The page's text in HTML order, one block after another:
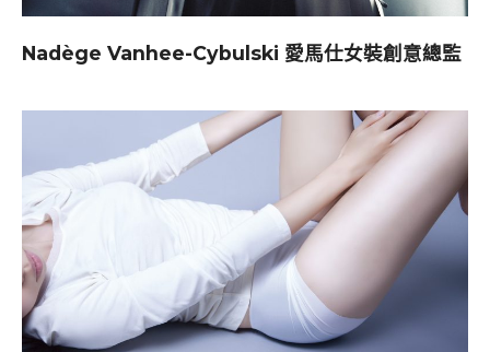
Nadège Vanhee-Cybulski 愛馬仕女裝創意總監